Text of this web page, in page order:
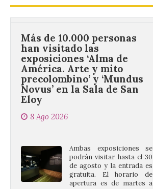
Más de 10.000 personas
han visitado las
exposiciones ‘Alma de
América. Arte y mito
precolombino’ y ‘Mundus
Novus’ en la Sala de San
Eloy
8 Ago 2026
gratuita. El horario de
apertura es de martes a
domingo, de 11:30 a 13:30 horas y de 18:00
a 21:00 horas. La Sala de San Eloy […]